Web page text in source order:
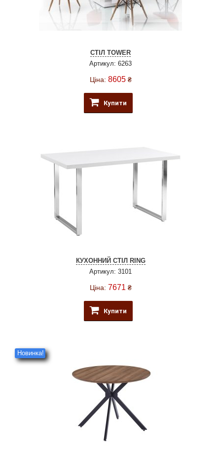
СТІЛ TOWER
Артикул: 6263
Ціна: 8605 ₴
Купити
КУХОННИЙ СТІЛ RING
Артикул: 3101
Ціна: 7671 ₴
Купити
Новинка!